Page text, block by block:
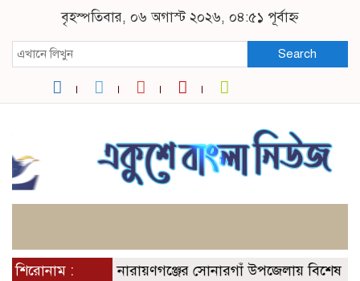
বৃহস্পতিবার, ০৬ অগাস্ট ২০২৬, ০৪:৫১ পূর্বাহ্ন
Search
শিরোনাম : নারায়ণগঞ্জের সোনারগাঁ উপজেলায় বিশেষ